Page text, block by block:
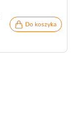
Do koszyka